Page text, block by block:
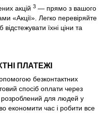
акцій 3 — прямо з вашого
«Акції». Легко перевіряйте
їхні ціни та
ПЛАТЕЖІ
безконтактних
спосіб оплати через
розроблений для людей у
економити час і робити все